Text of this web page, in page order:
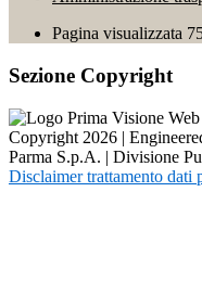
Pagina visualizzata
Sezione Copyright
Copyright 2026 |
Parma S.p.A. | Divisione
Disclaimer trattamento dati